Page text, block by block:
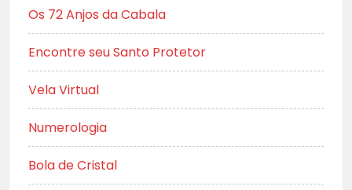
Os 72 Anjos da Cabala
Encontre seu Santo Protetor
Vela Virtual
Numerologia
Bola de Cristal